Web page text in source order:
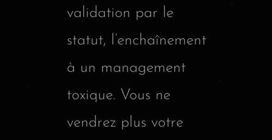
validation par le
statut, l’enchaînement
à un management
toxique. Vous ne
vendrez plus votre